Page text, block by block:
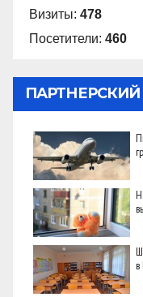
Визиты: 478
Посетители: 460
в